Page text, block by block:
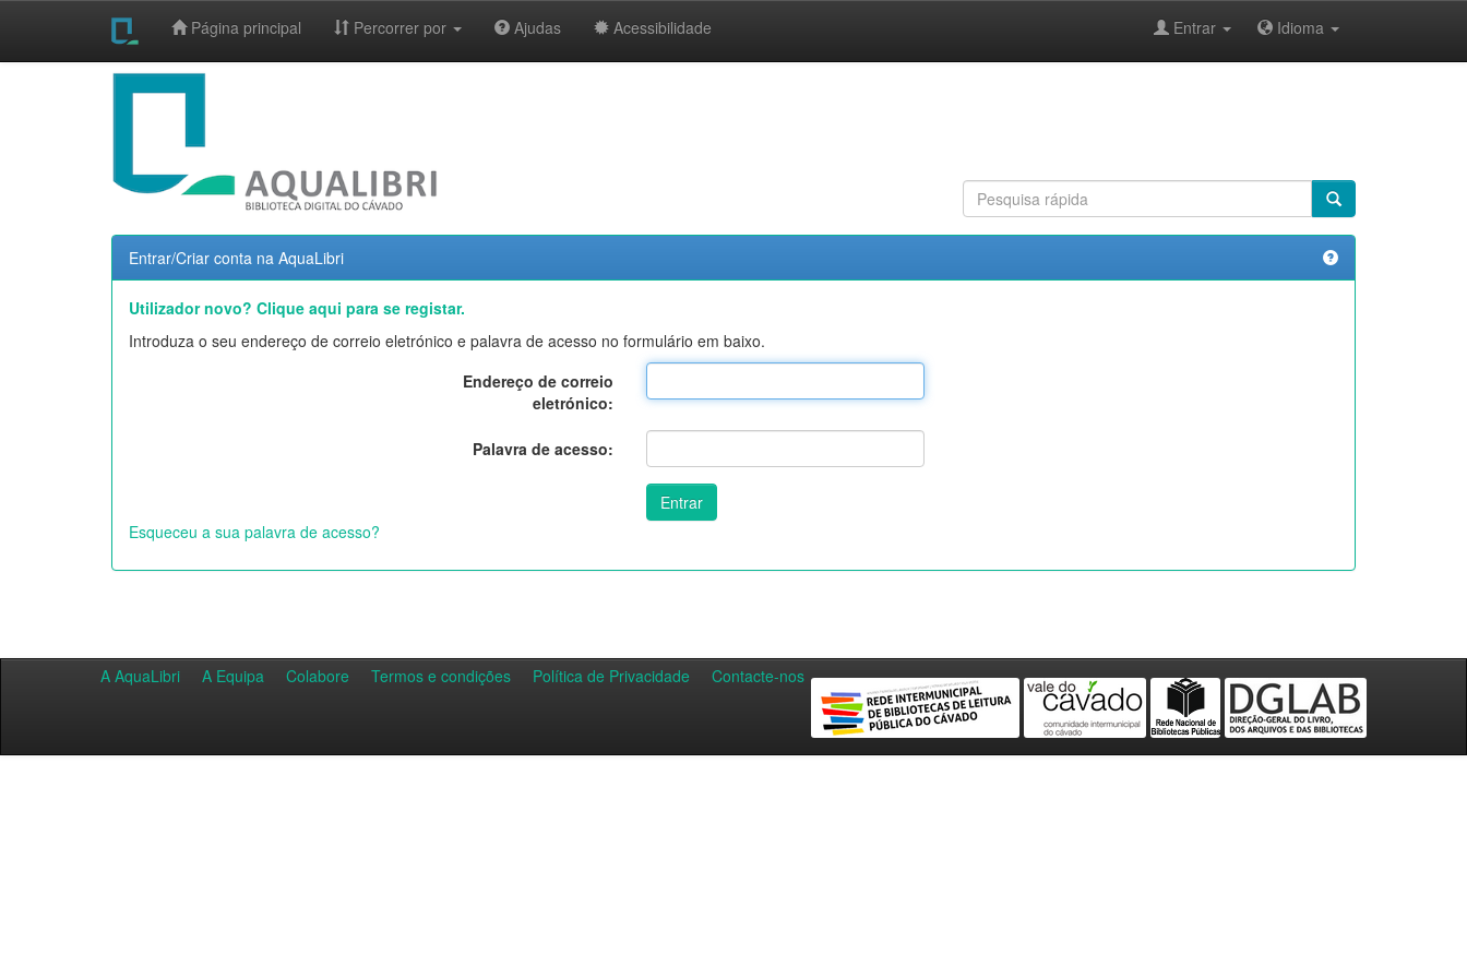
Página principal Percorrer por Ajudas Acessibilidade Idioma
Entrar
Entrar/Criar conta na AquaLibri
Utilizador novo? Clique aqui para se registar.
Introduza o seu endereço de correio eletrónico e palavra de acesso no formulário em baixo.
Endereço de correio
eletrónico:
Palavra de acesso:
Esqueceu a sua palavra de acesso?
A AquaLibri A Equipa Colabore Termos e condições Política de Privacidade Contacte-nos